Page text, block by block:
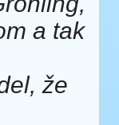
a tak
že